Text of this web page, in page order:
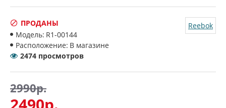
2990р.
ПРОДАНЫ
Модель: R1-00144
Расположение: В магазине
Reebok
2474 просмотров